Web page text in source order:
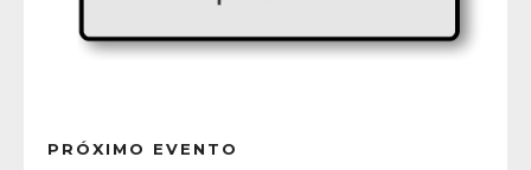
PRÓXIMO EVENTO